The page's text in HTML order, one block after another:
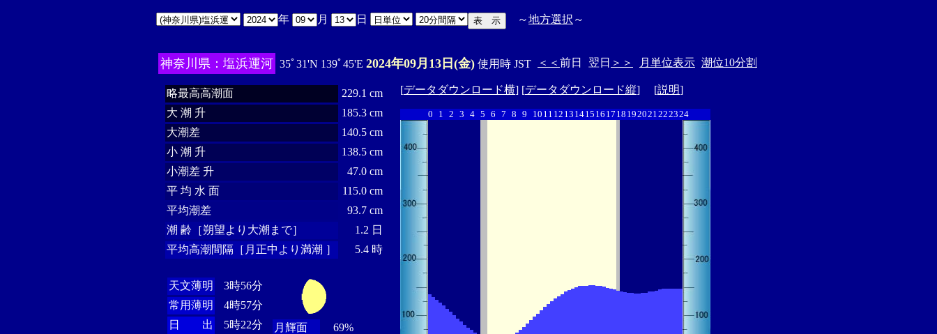
年 月 日 ～地方選択 ～
神奈川県：塩浜運河 35ﾟ31'N 139ﾟ45'E 2024年09月13日(金) 使用時 JST ＜＜ 前日 翌日 ＞＞ 月単位表示 潮位10分割
略最高高潮面
229.1 cm
大 潮 升
185.3 cm
大潮差
140.5 cm
小 潮 升
138.5 cm
小潮差 升
47.0 cm
平 均 水 面
115.0 cm
平均潮差
93.7 cm
潮 齢［朔望より大潮まで］
1.2 日
平均高潮間隔［月正中より満潮 ］
5.4 時
天文薄明
3時56分
常用薄明
4時57分
日 出
5時22分
月輝面
69%
[データダウンロード横] [データダウンロード縦] [説明]
0 1 2 3 4 5 6 7 8 9 10 11 12 13 1415 16 17 18 192021222324